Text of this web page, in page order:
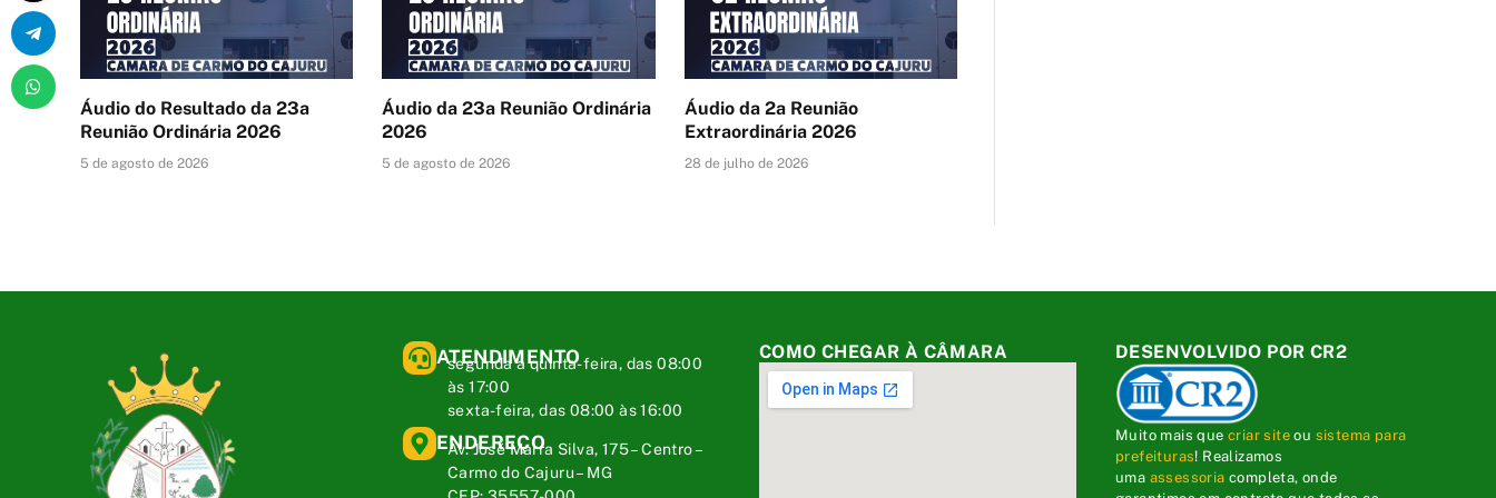
Áudio do Resultado da 23a
Reunião Ordinária 2026
5 de agosto de 2026
Áudio da 23a Reunião Ordinária
2026
5 de agosto de 2026
Áudio da 2a Reunião
Extraordinária 2026
28 de julho de 2026
ATENDIMENTO
segunda a quinta-feira, das 08:00
às 17:00
sexta-feira, das 08:00 às 16:00
ENDEREÇO
Av. José Marra Silva, 175 – Centro –
Carmo do Cajuru – MG
COMO CHEGAR À CÂMARA DESENVOLVIDO POR CR2
Muito mais quecriar site ou sistema para
prefeituras! Realizamos
uma assessoria completa, onde